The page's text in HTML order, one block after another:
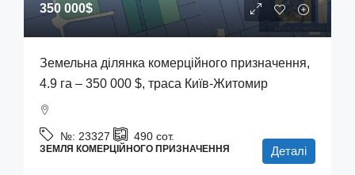
350 000$
Земельна ділянка комерційного призначення,
4.9 га – 350 000 $, траса Київ-Житомир
№: 23327 490 сот.
ЗЕМЛЯ КОМЕРЦІЙНОГО ПРИЗНАЧЕННЯ Деталі